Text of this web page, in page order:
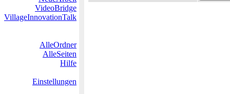
VideoBridge
VillageInnovationTalk
AlleOrdner
AlleSeiten
Hilfe
Einstellungen